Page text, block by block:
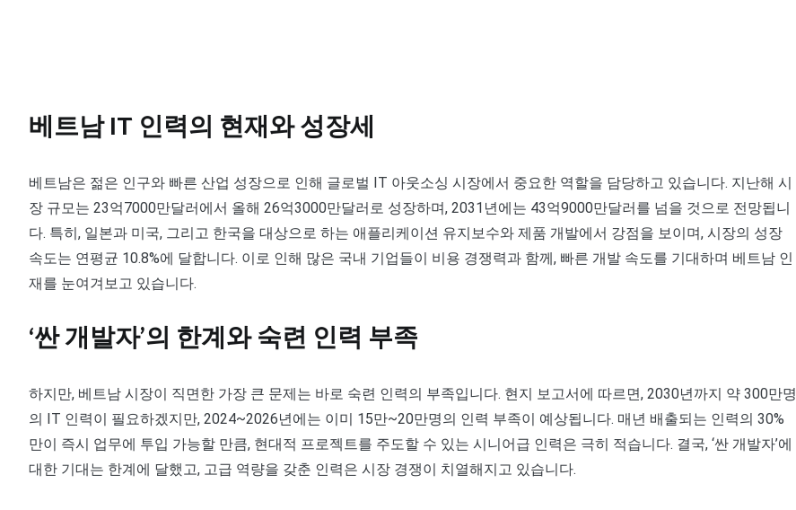
베트남 IT 인력의 현재와 성장세
베트남은 젊은 인구와 빠른 산업 성장으로 인해 글로벌 IT 아웃소싱 시장에서 중요한 역할을 담당하고 있습니다. 지난해 시
장 규모는 23억7000만달러에서 올해 26억3000만달러로 성장하며, 2031년에는 43억9000만달러를 넘을 것으로 전망됩니
다. 특히, 일본과 미국, 그리고 한국을 대상으로 하는 애플리케이션 유지보수와 제품 개발에서 강점을 보이며, 시장의 성장
속도는 연평균 10.8%에 달합니다. 이로 인해 많은 국내 기업들이 비용 경쟁력과 함께, 빠른 개발 속도를 기대하며 베트남 인
재를 눈여겨보고 있습니다.
‘싼 개발자’의 한계와 숙련 인력 부족
하지만, 베트남 시장이 직면한 가장 큰 문제는 바로 숙련 인력의 부족입니다. 현지 보고서에 따르면, 2030년까지 약 300만명
의 IT 인력이 필요하겠지만, 2024~2026년에는 이미 15만~20만명의 인력 부족이 예상됩니다. 매년 배출되는 인력의 30%
만이 즉시 업무에 투입 가능할 만큼, 현대적 프로젝트를 주도할 수 있는 시니어급 인력은 극히 적습니다. 결국, ‘싼 개발자’에
대한 기대는 한계에 달했고, 고급 역량을 갖춘 인력은 시장 경쟁이 치열해지고 있습니다.